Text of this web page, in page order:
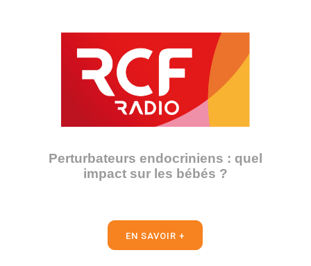
Perturbateurs endocriniens : quel
impact sur les bébés ?
EN SAVOIR +